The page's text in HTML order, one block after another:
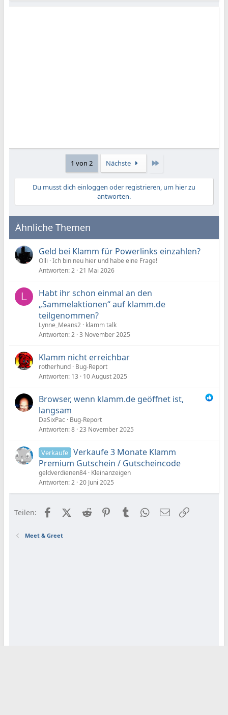
1 von 2 Nächste
Du musst dich einloggen oder registrieren, um hier zu
antworten.
Ähnliche Themen
Geld bei Klamm für Powerlinks einzahlen?
Olli Ich bin neu hier und habe eine Frage!
Antworten 2 21 Mai 2026
L
Habt ihr schon einmal an den
„Sammelaktionen“ auf klamm.de
teilgenommen?
Lynne_Means2 klamm talk
Antworten 2 3 November 2025
Klamm nicht erreichbar
rotherhund Bug-Report
Antworten 13 10 August 2025
Browser, wenn klamm.de geöffnet ist,
langsam
DaSixPac Bug-Report
Antworten 8 23 November 2025
Verkaufe Verkaufe 3 Monate Klamm
Premium Gutschein / Gutscheincode
geldverdienen84 Kleinanzeigen
Antworten 2 20 Juni 2025
Teilen: FacebookX (Twitter)
Reddit PinterestTumblr WhatsApp
E-Mail
Meet & Greet